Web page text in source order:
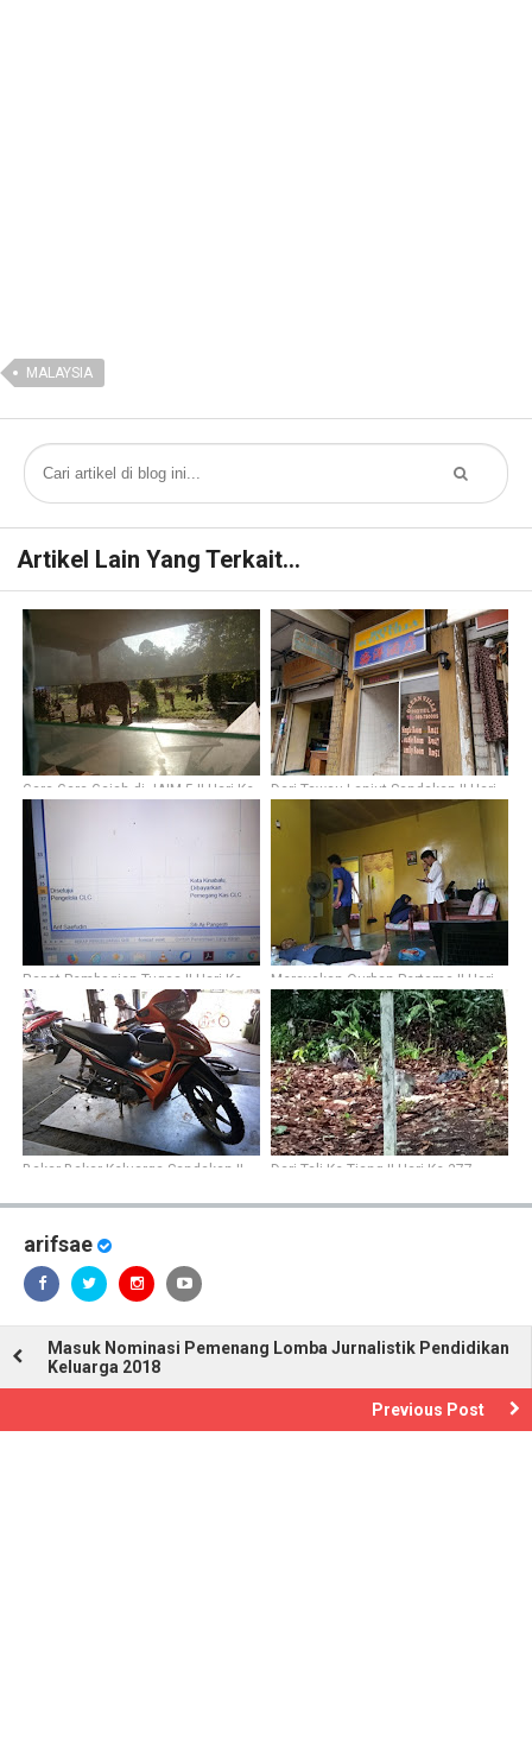
MALAYSIA
Artikel Lain Yang Terkait...
Gara-Gara Gajah di JAIM 5 || Hari Ke-
376
Dari Tawau Lanjut Sandakan || Hari
Rapat Pembagian Tugas || Hari Ke-
335
Merayakan Qurban Pertama || Hari
Ke-348
Bakar-Bakar Keluarga Sandakan ||
Dari Tali Ke Tiang || Hari Ke-377
arifsae
Masuk Nominasi Pemenang Lomba Jurnalistik Pendidikan
Keluarga 2018
Previous Post